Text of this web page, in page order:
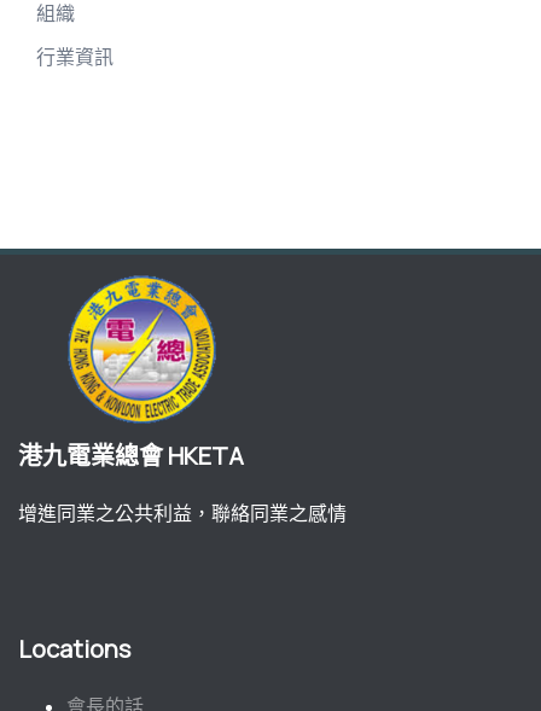
組織
行業資訊
港九電業總會 HKETA
增進同業之公共利益，聯絡同業之感情
Locations